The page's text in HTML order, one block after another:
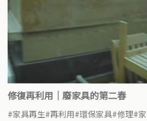
修復再利用｜廢家具的第二春
家具再生 再利用 環保家具 修理